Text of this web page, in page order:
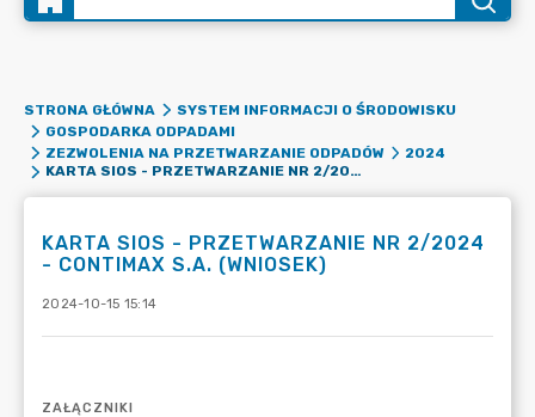
STRONA GŁÓWNA
SYSTEM INFORMACJI O ŚRODOWISKU
GOSPODARKA ODPADAMI
ZEZWOLENIA NA PRZETWARZANIE ODPADÓW
2024
KARTA SIOS - PRZETWARZANIE NR 2/2024 - CONTIMAX S.A. (WNIOSEK)
KARTA SIOS - PRZETWARZANIE NR 2/2024
- CONTIMAX S.A. (WNIOSEK)
2024-10-15 15:14
ZAŁĄCZNIKI